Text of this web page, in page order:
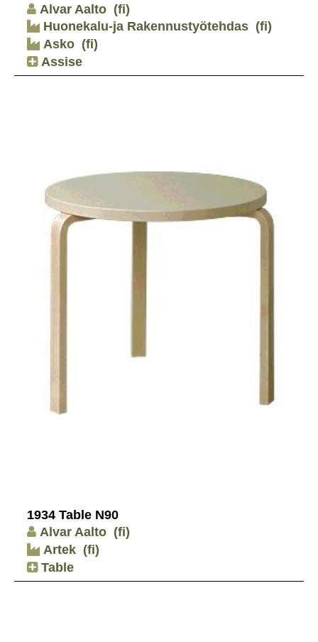
Alvar Aalto (fi)
Huonekalu-ja Rakennustyötehdas (fi)
Asko (fi)
Assise
1934 Table N90
Alvar Aalto (fi)
Artek (fi)
Table